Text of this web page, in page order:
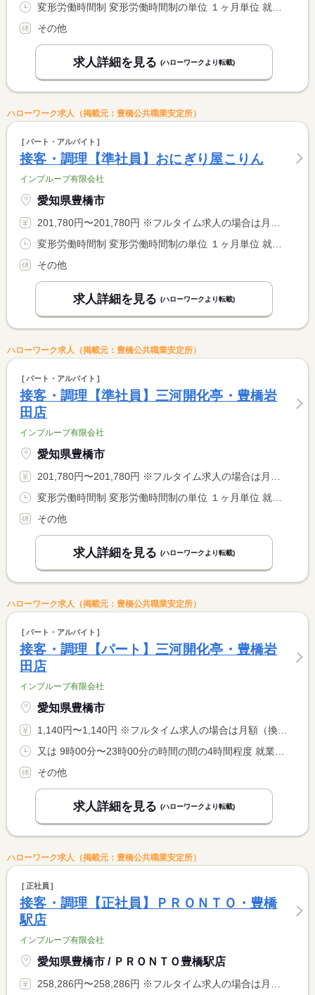
その他
求人詳細を見る (ハローワークより転載)
ハローワーク求人（掲載元：豊橋公共職業安定所）
パート・アルバイト
接客・調理【準社員】おにぎり屋こりん
インプルーブ有限会社
愛知県豊橋市
201,780円〜201,780円 ※フルタイム求人の場合は月額（換算額）、パート求人の場合は時間額を表示しています。
その他
求人詳細を見る (ハローワークより転載)
ハローワーク求人（掲載元：豊橋公共職業安定所）
パート・アルバイト
接客・調理【準社員】三河開化亭・豊橋岩
田店
インプルーブ有限会社
愛知県豊橋市
201,780円〜201,780円 ※フルタイム求人の場合は月額（換算額）、パート求人の場合は時間額を表示しています。
その他
求人詳細を見る (ハローワークより転載)
ハローワーク求人（掲載元：豊橋公共職業安定所）
パート・アルバイト
接客・調理【パート】三河開化亭・豊橋岩
田店
インプルーブ有限会社
愛知県豊橋市
1,140円〜1,140円 ※フルタイム求人の場合は月額（換算額）、パート求人の場合は時間額を表示しています。
その他
求人詳細を見る (ハローワークより転載)
ハローワーク求人（掲載元：豊橋公共職業安定所）
正社員
接客・調理【正社員】ＰＲＯＮＴＯ・豊橋
駅店
インプルーブ有限会社
愛知県豊橋市 / ＰＲＯＮＴＯ豊橋駅店
258,286円〜258,286円 ※フルタイム求人の場合は月額（換算額）、パート求人の場合は時間額を表示しています。